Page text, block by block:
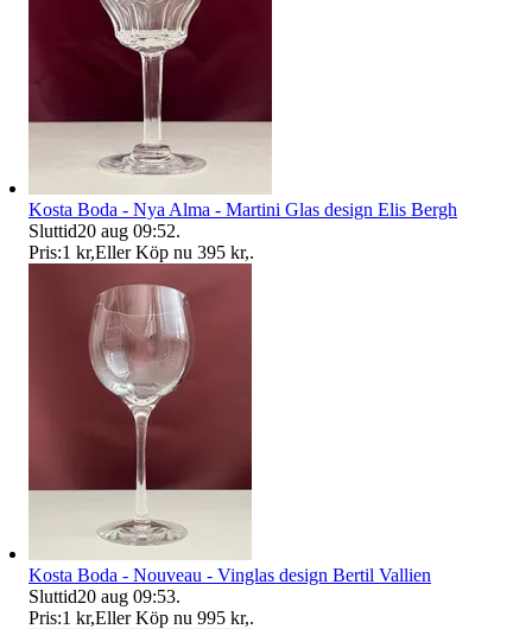
Kosta Boda - Nya Alma - Martini Glas design Elis Bergh
Sluttid20 aug 09:52.
Pris:1 kr,Eller Köp nu 395 kr,.
Kosta Boda - Nouveau - Vinglas design Bertil Vallien
Sluttid20 aug 09:53.
Pris:1 kr,Eller Köp nu 995 kr,.